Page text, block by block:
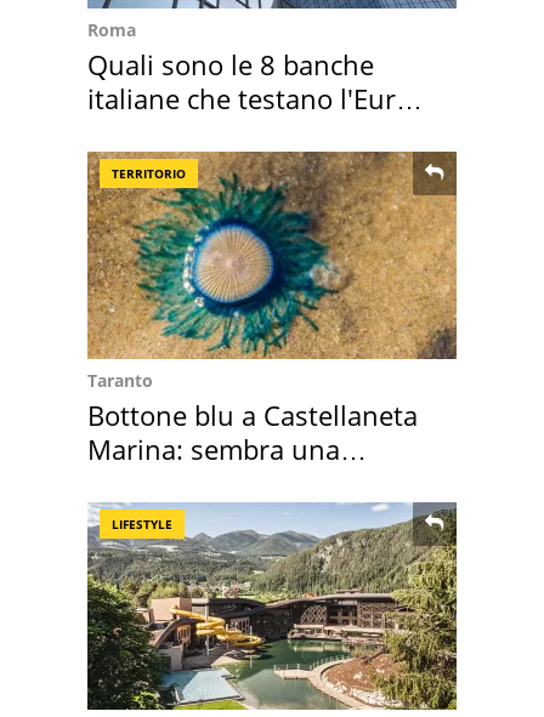
Roma
Quali sono le 8 banche
italiane che testano l'Euro
TERRITORIO
Taranto
Bottone blu a Castellaneta
Marina: sembra una
LIFESTYLE